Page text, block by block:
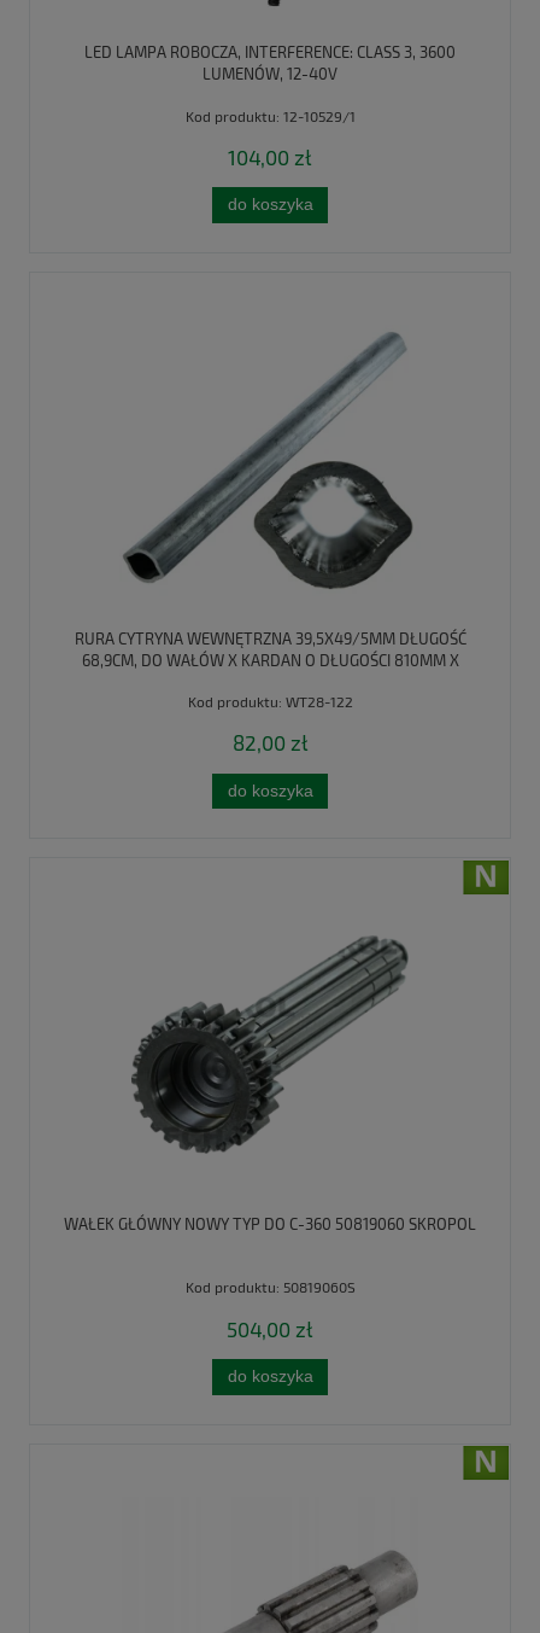
LED LAMPA ROBOCZA, INTERFERENCE: CLASS 3, 3600
LUMENÓW, 12-40V
Kod produktu: 12-10529/1
104,00 zł
do koszyka
RURA CYTRYNA WEWNĘTRZNA 39,5X49/5MM DŁUGOŚĆ
68,9CM, DO WAŁÓW X KARDAN O DŁUGOŚCI 810MM X
Kod produktu: WT28-122
82,00 zł
do koszyka
WAŁEK GŁÓWNY NOWY TYP DO C-360 50819060 SKROPOL
Kod produktu: 50819060S
504,00 zł
do koszyka